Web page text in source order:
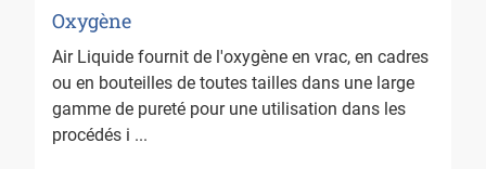
Oxygène
Air Liquide fournit de l'oxygène en vrac, en cadres
ou en bouteilles de toutes tailles dans une large
gamme de pureté pour une utilisation dans les
procédés i ...